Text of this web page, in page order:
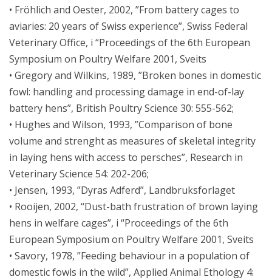
• Fröhlich and Oester, 2002, ”From battery cages to
aviaries: 20 years of Swiss experience”, Swiss Federal
Veterinary Office, i “Proceedings of the 6th European
Symposium on Poultry Welfare 2001, Sveits
• Gregory and Wilkins, 1989, ”Broken bones in domestic
fowl: handling and processing damage in end-of-lay
battery hens”, British Poultry Science 30: 555-562;
• Hughes and Wilson, 1993, ”Comparison of bone
volume and strenght as measures of skeletal integrity
in laying hens with access to persches”, Research in
Veterinary Science 54: 202-206;
• Jensen, 1993, ”Dyras Adferd”, Landbruksforlaget
• Rooijen, 2002, “Dust-bath frustration of brown laying
hens in welfare cages”, i “Proceedings of the 6th
European Symposium on Poultry Welfare 2001, Sveits
• Savory, 1978, ”Feeding behaviour in a population of
domestic fowls in the wild”, Applied Animal Ethology 4: